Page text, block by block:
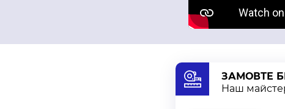
ЗАМОВТЕ
Наш